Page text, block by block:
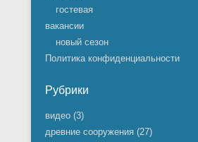
гостевая
вакансии
новый сезон
Политика конфиденциальности
Рубрики
видео (3)
древние сооружения (27)